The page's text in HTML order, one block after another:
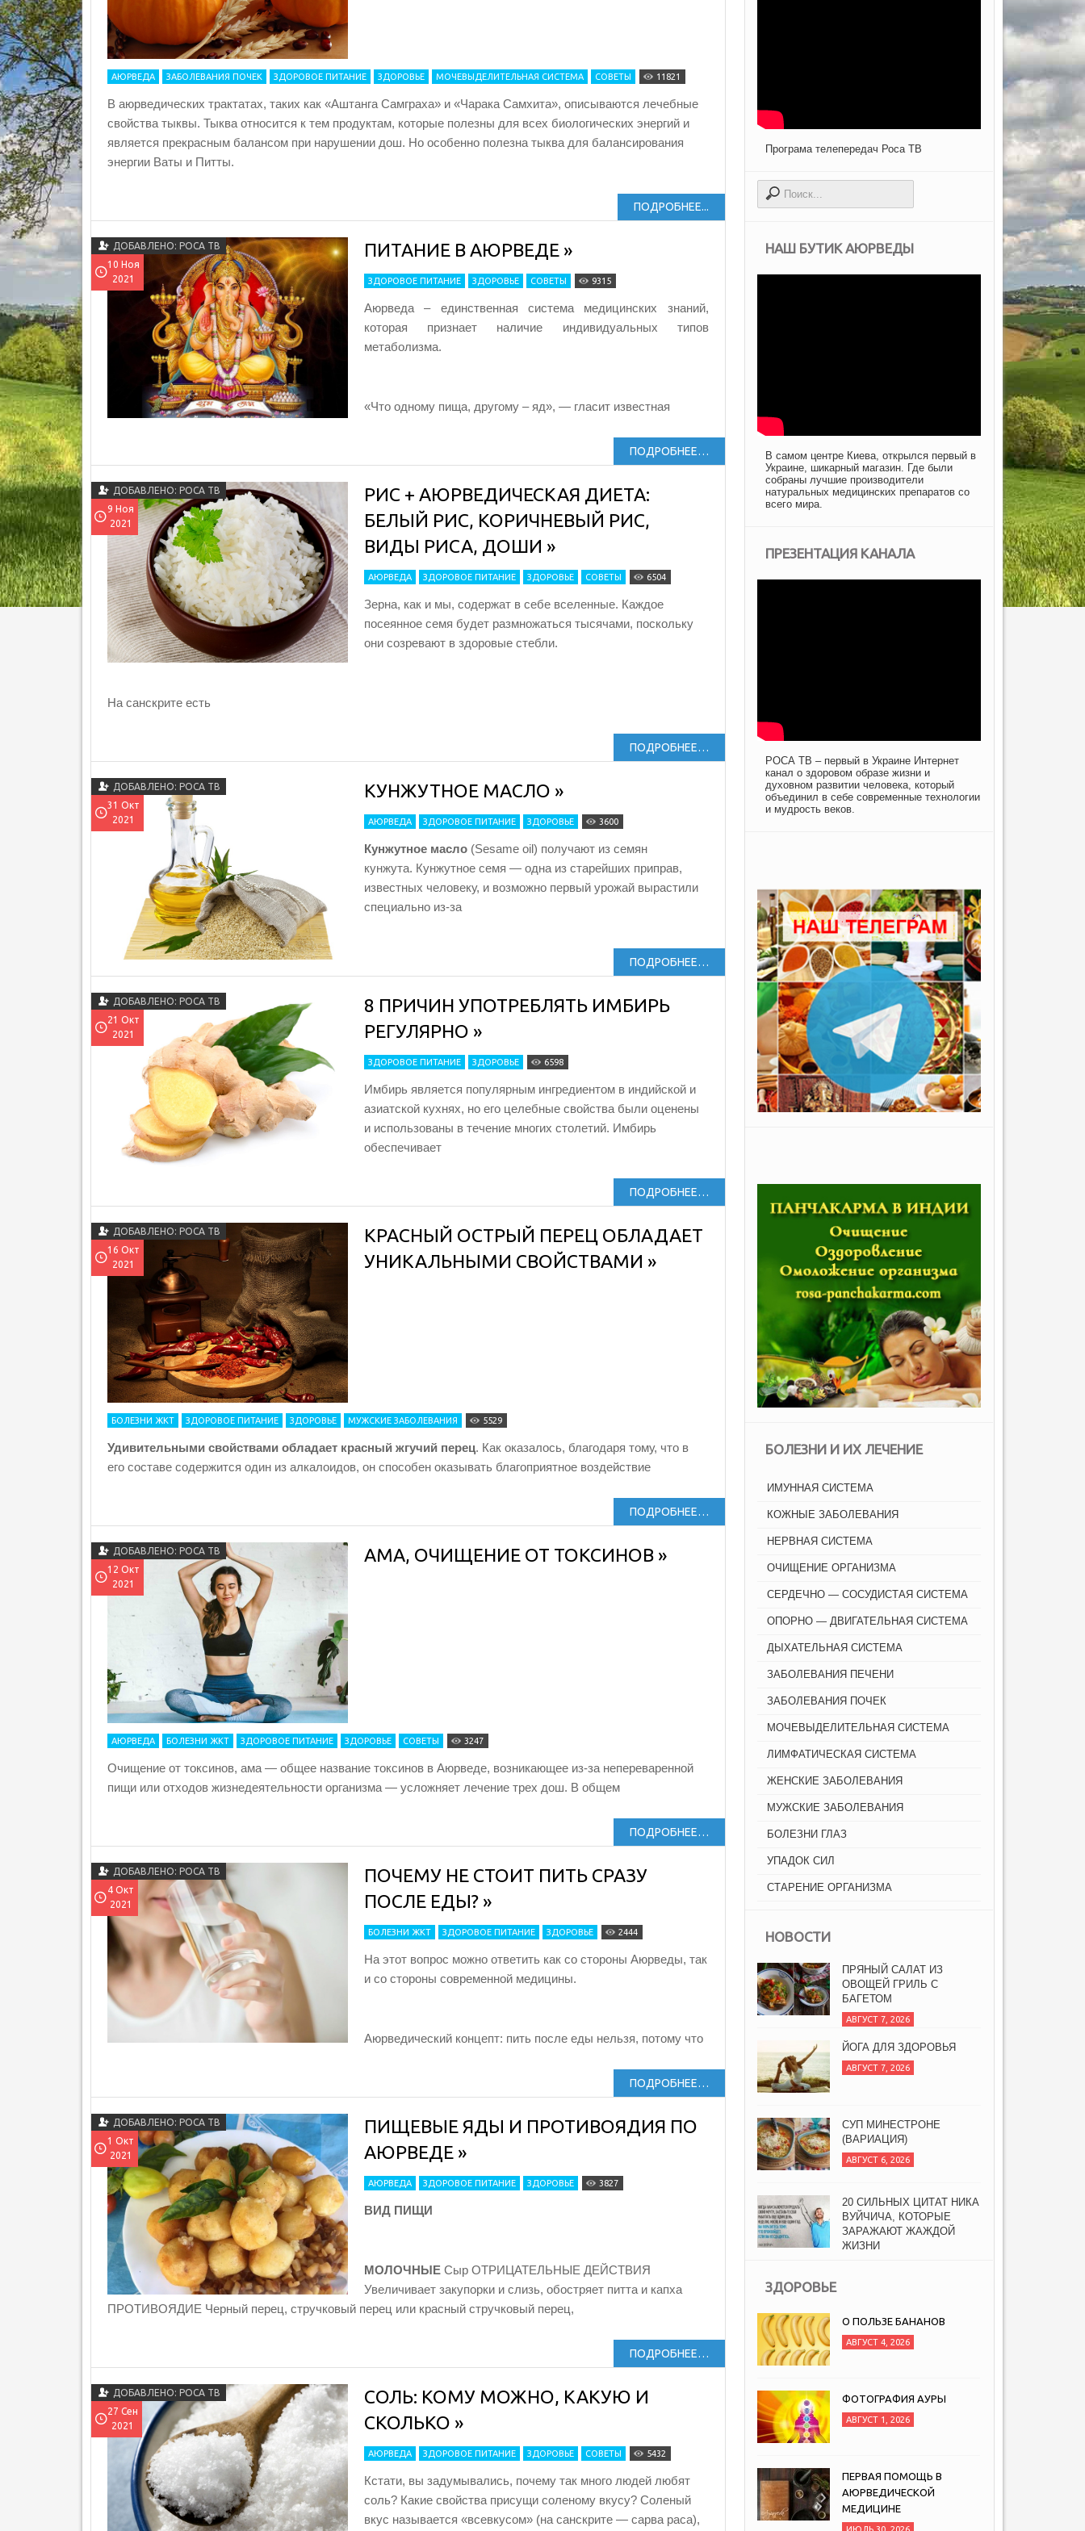
АЮРВЕДА ЗАБОЛЕВАНИЯ ПОЧЕК ЗДОРОВОЕ ПИТАНИЕ ЗДОРОВЬЕ МОЧЕВЫДЕЛИТЕЛЬНАЯ СИСТЕМА СОВЕТЫ 11821
В аюрведических трактатах, таких как «Аштанга Самграха» и «Чарака Самхита», описываются лечебные
свойства тыквы. Тыква относится к тем продуктам, которые полезны для всех биологических энергий и
является прекрасным балансом при нарушении дош. Но особенно полезна тыква для балансирования
энергии Ваты и Питты.
ПОДРОБНЕЕ...
10 Ноя
2021
ДОБАВЛЕНО: РОСА ТВ ПИТАНИЕ В АЮРВЕДЕ »
ЗДОРОВОЕ ПИТАНИЕ ЗДОРОВЬЕ СОВЕТЫ 9315
Аюрведа – единственная система медицинских знаний,
которая признает наличие индивидуальных типов
метаболизма.
«Что одному пища, другому – яд», — гласит известная
ПОДРОБНЕЕ…
9 Ноя
2021
ДОБАВЛЕНО: РОСА ТВ
РИС + АЮРВЕДИЧЕСКАЯ ДИЕТА:
БЕЛЫЙ РИС, КОРИЧНЕВЫЙ РИС,
ВИДЫ РИСА, ДОШИ »
АЮРВЕДА ЗДОРОВОЕ ПИТАНИЕ ЗДОРОВЬЕ СОВЕТЫ 6504
Зерна, как и мы, содержат в себе вселенные. Каждое
посеянное семя будет размножаться тысячами, поскольку
они созревают в здоровые стебли.
На санскрите есть
ПОДРОБНЕЕ…
31 Окт
2021
ДОБАВЛЕНО: РОСА ТВ КУНЖУТНОЕ МАСЛО »
АЮРВЕДА ЗДОРОВОЕ ПИТАНИЕ ЗДОРОВЬЕ 3600
Кунжутное масло(Sesame oil) получают из семян
кунжута. Кунжутное семя — одна из старейших приправ,
известных человеку, и возможно первый урожай вырастили
специально из-за
ПОДРОБНЕЕ…
21 Окт
2021
ДОБАВЛЕНО: РОСА ТВ
8 ПРИЧИН УПОТРЕБЛЯТЬ ИМБИРЬ
РЕГУЛЯРНО »
ЗДОРОВОЕ ПИТАНИЕ ЗДОРОВЬЕ 6598
Имбирь является популярным ингредиентом в индийской и
азиатской кухнях, но его целебные свойства были оценены
и использованы в течение многих столетий. Имбирь
обеспечивает
ПОДРОБНЕЕ…
16 Окт
2021
ДОБАВЛЕНО: РОСА ТВ
КРАСНЫЙ ОСТРЫЙ ПЕРЕЦ ОБЛАДАЕТ
УНИКАЛЬНЫМИ СВОЙСТВАМИ »
БОЛЕЗНИ ЖКТ ЗДОРОВОЕ ПИТАНИЕ ЗДОРОВЬЕ МУЖСКИЕ ЗАБОЛЕВАНИЯ 5529
Удивительными свойствами обладает красный жгучий перец. Как оказалось, благодаря тому, что в
его составе содержится один из алкалоидов, он способен оказывать благоприятное воздействие
ПОДРОБНЕЕ…
12 Окт
2021
ДОБАВЛЕНО: РОСА ТВ АМА, ОЧИЩЕНИЕ ОТ ТОКСИНОВ »
АЮРВЕДА БОЛЕЗНИ ЖКТ ЗДОРОВОЕ ПИТАНИЕ ЗДОРОВЬЕ СОВЕТЫ 3247
Очищение от токсинов, ама — общее название токсинов в Аюрведе, возникающее из-за непереваренной
пищи или отходов жизнедеятельности организма — усложняет лечение трех дош. В общем
ПОДРОБНЕЕ…
4 Окт
2021
ДОБАВЛЕНО: РОСА ТВ
ПОЧЕМУ НЕ СТОИТ ПИТЬ СРАЗУ
ПОСЛЕ ЕДЫ? »
БОЛЕЗНИ ЖКТ ЗДОРОВОЕ ПИТАНИЕ ЗДОРОВЬЕ 2444
На этот вопрос можно ответить как со стороны Аюрведы, так
и со стороны современной медицины.
Аюрведический концепт: пить после еды нельзя, потому что
ПОДРОБНЕЕ…
1 Окт
2021
ДОБАВЛЕНО: РОСА ТВ
ПИЩЕВЫЕ ЯДЫ И ПРОТИВОЯДИЯ ПО
АЮРВЕДЕ »
АЮРВЕДА ЗДОРОВОЕ ПИТАНИЕ ЗДОРОВЬЕ 3827
ВИД ПИЩИ
МОЛОЧНЫЕСыр ОТРИЦАТЕЛЬНЫЕ ДЕЙСТВИЯ
Увеличивает закупорки и слизь, обостряет питта и капха
ПРОТИВОЯДИЕ Черный перец, стручковый перец или красный стручковый перец,
ПОДРОБНЕЕ…
27 Сен
2021
ДОБАВЛЕНО: РОСА ТВ
СОЛЬ: КОМУ МОЖНО, КАКУЮ И
СКОЛЬКО »
АЮРВЕДА ЗДОРОВОЕ ПИТАНИЕ ЗДОРОВЬЕ СОВЕТЫ 5432
Кстати, вы задумывались, почему так много людей любят
соль? Какие свойства присущи соленому вкусу? Соленый
вкус называется «всевкусом» (на санскрите — сарва раса),
Програма телепередач Роса ТВ
НАШ БУТИК АЮРВЕДЫ
В самом центре Киева, открылся первый в
Украине, шикарный магазин. Где были
собраны лучшие производители
натуральных медицинских препаратов со
всего мира.
ПРЕЗЕНТАЦИЯ КАНАЛА
РОСА ТВ – первый в Украине Интернет
канал о здоровом образе жизни и
духовном развитии человека, который
объединил в себе современные технологии
и мудрость веков.
БОЛЕЗНИ И ИХ ЛЕЧЕНИЕ
ИМУННАЯ СИСТЕМА
КОЖНЫЕ ЗАБОЛЕВАНИЯ
НЕРВНАЯ СИСТЕМА
ОЧИЩЕНИЕ ОРГАНИЗМА
СЕРДЕЧНО — СОСУДИСТАЯ СИСТЕМА
ОПОРНО — ДВИГАТЕЛЬНАЯ СИСТЕМА
ДЫХАТЕЛЬНАЯ СИСТЕМА
ЗАБОЛЕВАНИЯ ПЕЧЕНИ
ЗАБОЛЕВАНИЯ ПОЧЕК
МОЧЕВЫДЕЛИТЕЛЬНАЯ СИСТЕМА
ЛИМФАТИЧЕСКАЯ СИСТЕМА
ЖЕНСКИЕ ЗАБОЛЕВАНИЯ
МУЖСКИЕ ЗАБОЛЕВАНИЯ
БОЛЕЗНИ ГЛАЗ
УПАДОК СИЛ
СТАРЕНИЕ ОРГАНИЗМА
НОВОСТИ
ПРЯНЫЙ САЛАТ ИЗ
ОВОЩЕЙ ГРИЛЬ С
БАГЕТОМ
АВГУСТ 7, 2026
ЙОГА ДЛЯ ЗДОРОВЬЯ
АВГУСТ 7, 2026
СУП МИНЕСТРОНЕ
(ВАРИАЦИЯ)
АВГУСТ 6, 2026
20 СИЛЬНЫХ ЦИТАТ НИКА
ВУЙЧИЧА, КОТОРЫЕ
ЗАРАЖАЮТ ЖАЖДОЙ
ЖИЗНИ
ЗДОРОВЬЕ
О ПОЛЬЗЕ БАНАНОВ
АВГУСТ 4, 2026
ФОТОГРАФИЯ АУРЫ
АВГУСТ 1, 2026
ПЕРВАЯ ПОМОЩЬ В
АЮРВЕДИЧЕСКОЙ
МЕДИЦИНЕ